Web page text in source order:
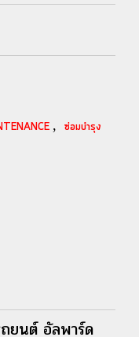
, ซ่อมบำรุง
ยนต์ อัลพาร์ด